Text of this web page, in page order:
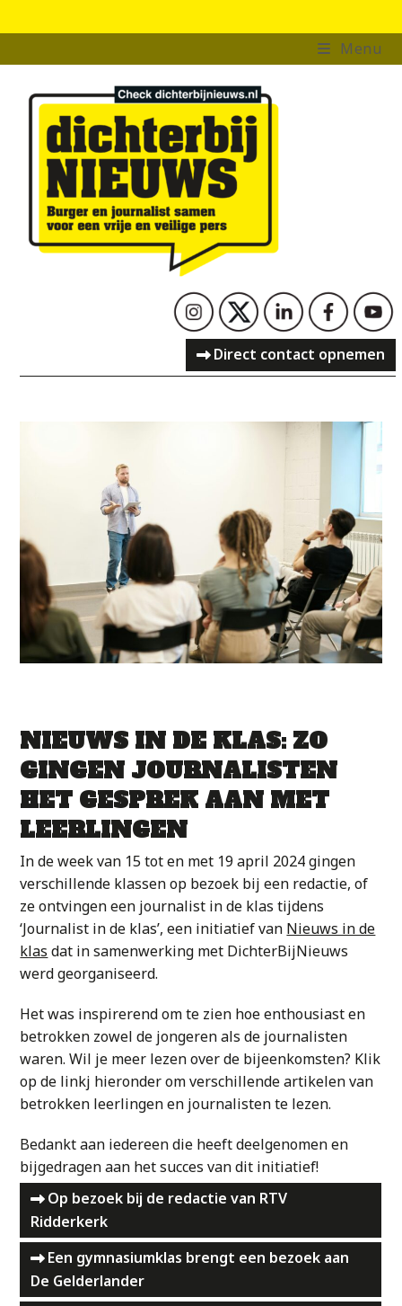
Menu
Direct contact opnemen
NIEUWS IN DE KLAS: ZO
GINGEN JOURNALISTEN
HET GESPREK AAN MET
LEERLINGEN
In de week van 15 tot en met 19 april 2024 gingen
verschillende klassen op bezoek bij een redactie, of
ze ontvingen een journalist in de klas tijdens
‘Journalist in de klas’, een initiatief van Nieuws in de
klas dat in samenwerking met DichterBijNieuws
werd georganiseerd.
Het was inspirerend om te zien hoe enthousiast en
betrokken zowel de jongeren als de journalisten
waren. Wil je meer lezen over de bijeenkomsten? Klik
op de linkj hieronder om verschillende artikelen van
betrokken leerlingen en journalisten te lezen.
Bedankt aan iedereen die heeft deelgenomen en
bijgedragen aan het succes van dit initiatief!
Op bezoek bij de redactie van RTV
Ridderkerk
Een gymnasiumklas brengt een bezoek aan
De Gelderlander